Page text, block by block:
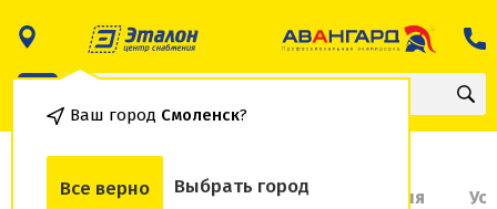
Ваш город Смоленск?
Все верно Выбрать город
О товаре Доставка и оплата Гарантия